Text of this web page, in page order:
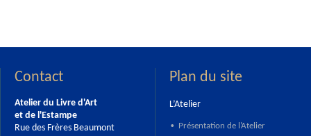
Contact
Atelier du Livre d'Art
et de l'Estampe
Rue des Frères Beaumont
Plan du site
L’Atelier
• Présentation de l’Atelier